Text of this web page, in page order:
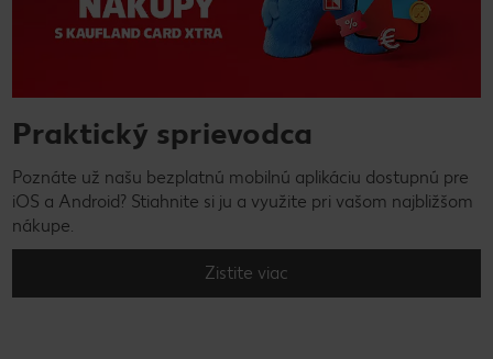
Praktický sprievodca
Poznáte už našu bezplatnú mobilnú aplikáciu dostupnú pre
iOS a Android? Stiahnite si ju a využite pri vašom najbližšom
nákupe.
Zistite viac